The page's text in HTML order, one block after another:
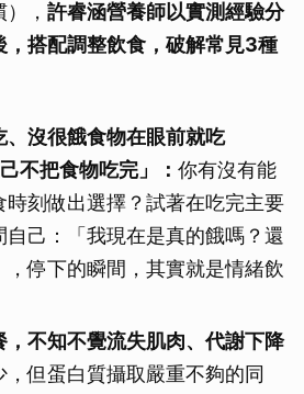
， 許睿涵營養師以實測經驗分
，搭配調整飲食，破解常見3種
、沒很餓食物在眼前就吃
不把食物吃完」： 你有沒有能
時刻做出選擇？試著在吃完主要
己：「我現在是真的餓嗎？還
，停下的瞬間，其實就是情緒飲
，不知不覺流失肌肉、代謝下降
但蛋白質攝取嚴重不夠的同